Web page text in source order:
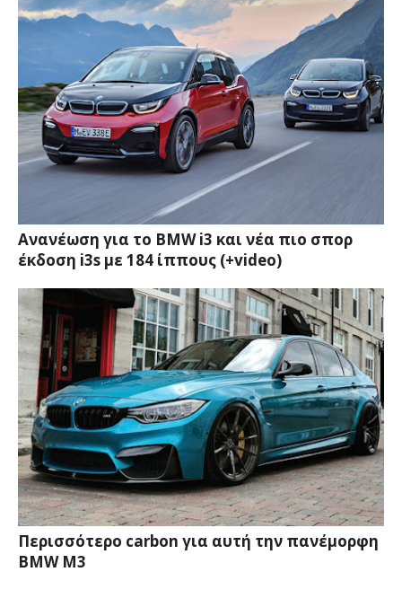
Ανανέωση για το BMW i3 και νέα πιο σπορ
έκδοση i3s με 184 ίππους (+video)
Περισσότερο carbon για αυτή την πανέμορφη
BMW M3